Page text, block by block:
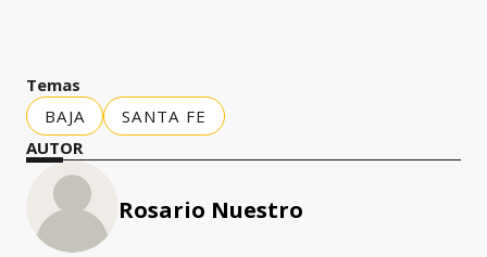
Temas
BAJA
SANTA FE
AUTOR
Rosario Nuestro